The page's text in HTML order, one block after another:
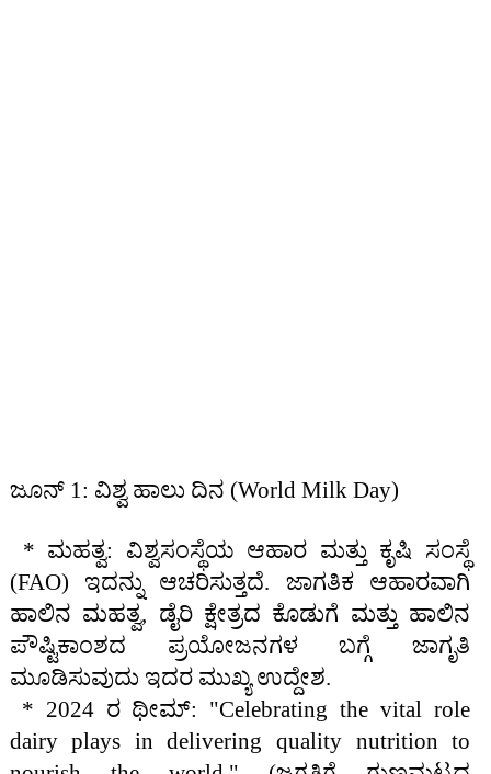
ಜೂನ್ 1: ವಿಶ್ವ ಹಾಲು ದಿನ (World Milk Day)
* ಮಹತ್ವ: ವಿಶ್ವಸಂಸ್ಥೆಯ ಆಹಾರ ಮತ್ತು ಕೃಷಿ ಸಂಸ್ಥೆ
(FAO) ಇದನ್ನು ಆಚರಿಸುತ್ತದೆ. ಜಾಗತಿಕ ಆಹಾರವಾಗಿ
ಹಾಲಿನ ಮಹತ್ವ, ಡೈರಿ ಕ್ಷೇತ್ರದ ಕೊಡುಗೆ ಮತ್ತು ಹಾಲಿನ
ಪೌಷ್ಟಿಕಾಂಶದ ಪ್ರಯೋಜನಗಳ ಬಗ್ಗೆ ಜಾಗೃತಿ
ಮೂಡಿಸುವುದು ಇದರ ಮುಖ್ಯ ಉದ್ದೇಶ.
* 2024 ರ ಥೀಮ್: "Celebrating the vital role
dairy plays in delivering quality nutrition to